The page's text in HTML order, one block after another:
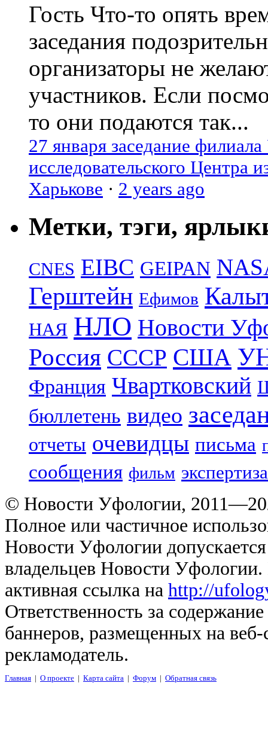
Гость Что-то опять
заседания
организаторы не
участников. Если
то они подаются так...
27 января заседание
исследовательского Центра
Харькове · 2 years ago
Метки, тэги,
CNES EIBC GEIPAN
Герштейн Ефимов
НАЯ НЛО Новости
Россия СССР США
Франция Чвартковский
бюллетень видео
отчеты очевидцы письма
сообщения фильм экспертиза
© Новости Уфологии,
Полное или частичное
Новости Уфологии
владельцев Новости
активная ссылка на http://
Ответственность за
баннеров, размещенных на
рекламодатель.
Главная | О проекте | Карта сайта | Форум | Обратная связь